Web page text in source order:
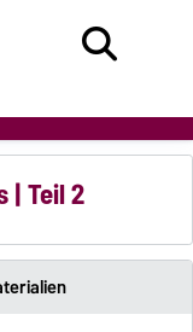
| Teil 2